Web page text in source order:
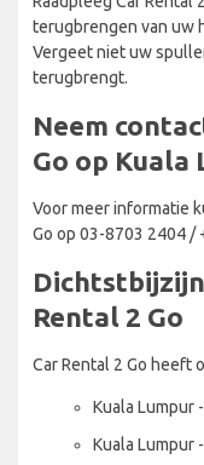
terugbrengen van uw
Vergeet niet uw
terugbrengt.
Neem
Go op
Voor meer informatie
Go op 03-8703 2404 /
Rental 2 Go
Car Rental 2 Go heeft
Kuala Lumpur
Kuala Lumpur